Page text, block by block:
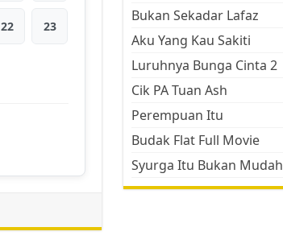
22 23
Bukan Sekadar Lafaz
Aku Yang Kau Sakiti
Luruhnya Bunga Cinta 2
Cik PA Tuan Ash
Perempuan Itu
Budak Flat Full Movie
Syurga Itu Bukan Mudah